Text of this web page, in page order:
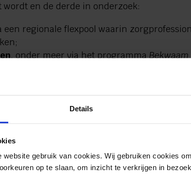
Details
website gebruik van cookies. Wij gebruiken cookies
op te slaan, om inzicht te verkrijgen in
en de derde in onderzoek:
een regionale flexpool waarin
, onder meer via het programma
, in- en doorstroomroutes;
, waarin onderzocht wordt hoe het
mensen op verschillende manieren te
levensfase en persoonlijke situatie.
van werken